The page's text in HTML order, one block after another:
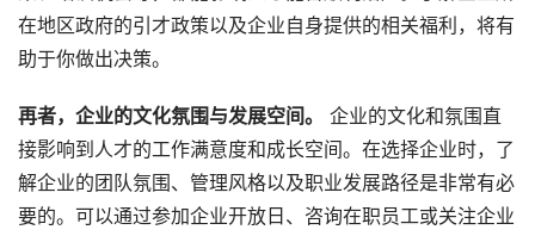
在地区政府的引才政策以及企业自身提供的相关福利，将有
助于你做出决策。
再者，企业的文化氛围与发展空间。
企业的文化和氛围直
接影响到人才的工作满意度和成长空间。在选择企业时，了
解企业的团队氛围、管理风格以及职业发展路径是非常有必
要的。可以通过参加企业开放日、咨询在职员工或关注企业